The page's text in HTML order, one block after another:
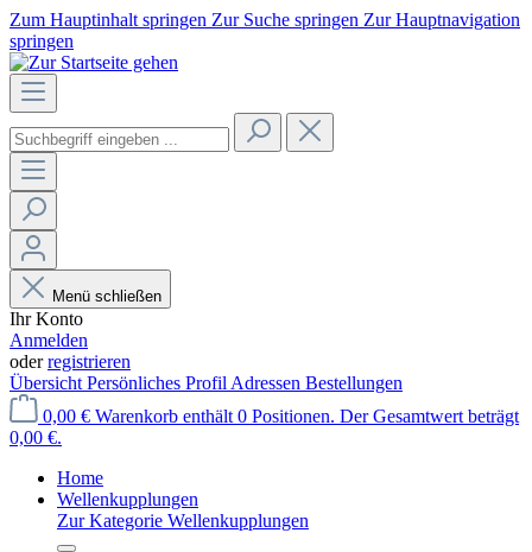
Zum Hauptinhalt springen Zur Suche springen Zur Hauptnavigation
springen
Menü schließen
Ihr Konto
Anmelden
oderregistrieren
Übersicht Persönliches Profil Adressen Bestellungen
0,00 € Warenkorb enthält 0 Positionen. Der Gesamtwert beträgt
0,00 €.
Home
Wellenkupplungen
Zur Kategorie Wellenkupplungen